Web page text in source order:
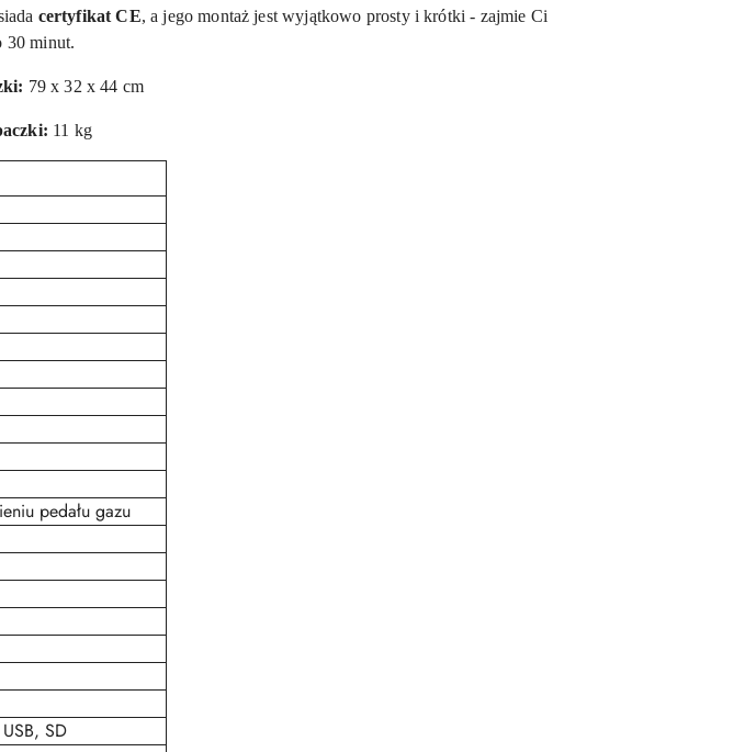
certyfikat CE, a jego montaż jest wyjątkowo prosty i krótki - zajmie Ci
30 minut.
79 x 32 x 44 cm
11 kg
pedału gazu
SD